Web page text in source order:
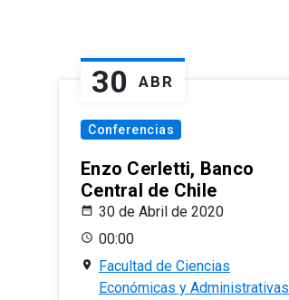
30 ABR
Conferencias
Enzo Cerletti, Banco
Central de Chile
30 de Abril de 2020
00:00
Facultad de Ciencias
Económicas y Administrativas